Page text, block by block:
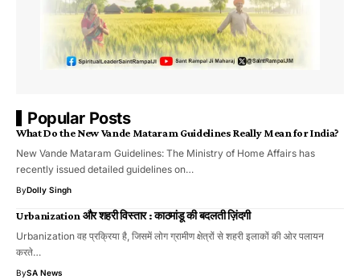
Popular Posts
What Do the New Vande Mataram Guidelines Really Mean for India?
New Vande Mataram Guidelines: The Ministry of Home Affairs has
recently issued detailed guidelines on…
ByDolly Singh
Urbanization और शहरी विस्तार : काठमांडू की बदलती ज़िंदगी
Urbanization वह प्रक्रिया है, जिसमें लोग ग्रामीण क्षेत्रों से शहरी इलाकों की ओर पलायन
करते…
BySA News